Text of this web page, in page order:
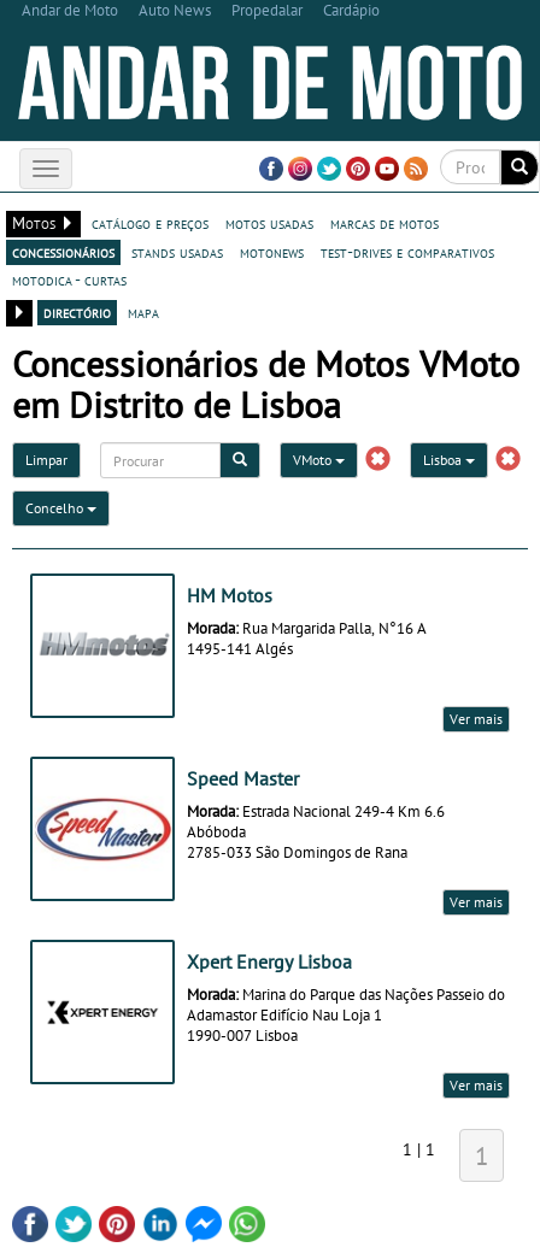
Andar de Moto Auto News Propedalar Cardápio
Toggle
navigation
Motos
catálogo e preços motos usadas
marcas de motos
concessionários
stands usadas motonews
test-drives e comparativos
motodica - curtas
directório
mapa
Concessionários de Motos VMoto
em Distrito de Lisboa
Limpar VMoto Lisboa
Concelho
HM Motos
Morada: Rua Margarida Palla, N°16 A
1495-141 Algés
Ver mais
Speed Master
Morada: Estrada Nacional 249-4 Km 6.6
Abóboda
2785-033 São Domingos de Rana
Ver mais
Xpert Energy Lisboa
Morada: Marina do Parque das Nações Passeio do
Adamastor Edifício Nau Loja 1
1990-007 Lisboa
Ver mais
1 | 1 1